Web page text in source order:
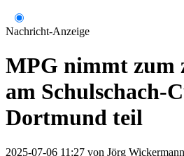
Nachricht-Anzeige
MPG nimmt zum
am Schulschach-
Dortmund teil
2025-07-06 11:27 von Jörg Wickermann